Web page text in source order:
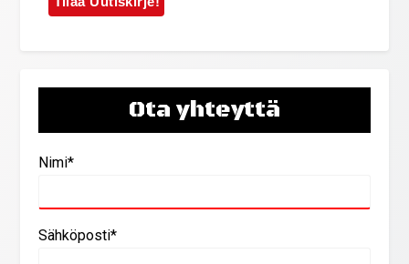
Ota yhteyttä
Nimi*
Sähköposti*